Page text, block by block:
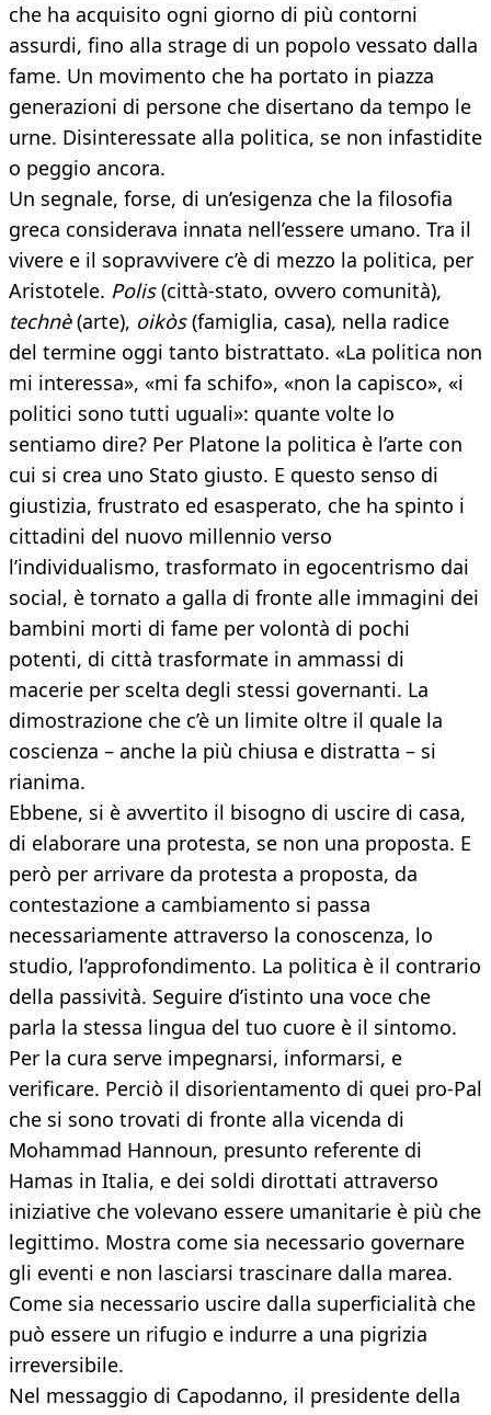
che ha acquisito ogni giorno di più contorni
assurdi, fino alla strage di un popolo vessato dalla
fame. Un movimento che ha portato in piazza
generazioni di persone che disertano da tempo le
urne. Disinteressate alla politica, se non infastidite
o peggio ancora.
Un segnale, forse, di un’esigenza che la filosofia
greca considerava innata nell’essere umano. Tra il
vivere e il sopravvivere c’è di mezzo la politica, per
Aristotele. Polis(città-stato, ovvero comunità),
technè(arte), oikòs(famiglia, casa), nella radice
del termine oggi tanto bistrattato. «La politica non
mi interessa», «mi fa schifo», «non la capisco», «i
politici sono tutti uguali»: quante volte lo
sentiamo dire? Per Platone la politica è l’arte con
cui si crea uno Stato giusto. E questo senso di
giustizia, frustrato ed esasperato, che ha spinto i
cittadini del nuovo millennio verso
l’individualismo, trasformato in egocentrismo dai
social, è tornato a galla di fronte alle immagini dei
bambini morti di fame per volontà di pochi
potenti, di città trasformate in ammassi di
macerie per scelta degli stessi governanti. La
dimostrazione che c’è un limite oltre il quale la
coscienza – anche la più chiusa e distratta – si
rianima.
Ebbene, si è avvertito il bisogno di uscire di casa,
di elaborare una protesta, se non una proposta. E
però per arrivare da protesta a proposta, da
contestazione a cambiamento si passa
necessariamente attraverso la conoscenza, lo
studio, l’approfondimento. La politica è il contrario
della passività. Seguire d’istinto una voce che
parla la stessa lingua del tuo cuore è il sintomo.
Per la cura serve impegnarsi, informarsi, e
verificare. Perciò il disorientamento di quei pro-Pal
che si sono trovati di fronte alla vicenda di
Mohammad Hannoun, presunto referente di
Hamas in Italia, e dei soldi dirottati attraverso
iniziative che volevano essere umanitarie è più che
legittimo. Mostra come sia necessario governare
gli eventi e non lasciarsi trascinare dalla marea.
Come sia necessario uscire dalla superficialità che
può essere un rifugio e indurre a una pigrizia
irreversibile.
Nel messaggio di Capodanno, il presidente della